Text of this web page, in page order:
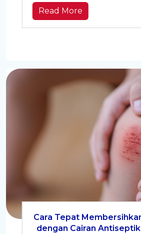
Read More
Cara Tepat
dengan Cairan